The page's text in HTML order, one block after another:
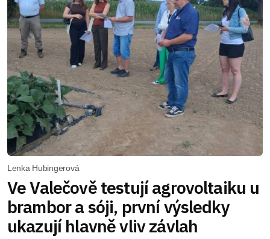
Lenka Hubingerová
Ve Valečově testují agrovoltaiku u
brambor a sóji, první výsledky
ukazují hlavně vliv závlah